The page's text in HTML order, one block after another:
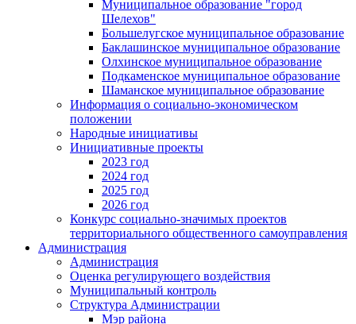
Муниципальное образование "город
Шелехов"
Большелугское муниципальное образование
Баклашинское муниципальное образование
Олхинское муниципальное образование
Подкаменское муниципальное образование
Шаманское муниципальное образование
Информация о социально-экономическом
положении
Народные инициативы
Инициативные проекты
2023 год
2024 год
2025 год
2026 год
Конкурс социально-значимых проектов
территориального общественного самоуправления
Администрация
Администрация
Оценка регулирующего воздействия
Муниципальный контроль
Структура Администрации
Мэр района